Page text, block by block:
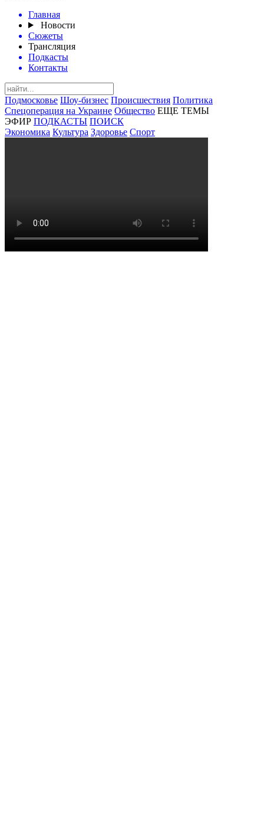
Главная
Новости
Сюжеты
Трансляция
Подкасты
Контакты
Подмосковье Шоу-бизнес Происшествия Политика
Спецоперация на Украине Общество ЕЩЕ ТЕМЫ
ЭФИР ПОДКАСТЫ ПОИСК
Экономика Культура Здоровье Спорт